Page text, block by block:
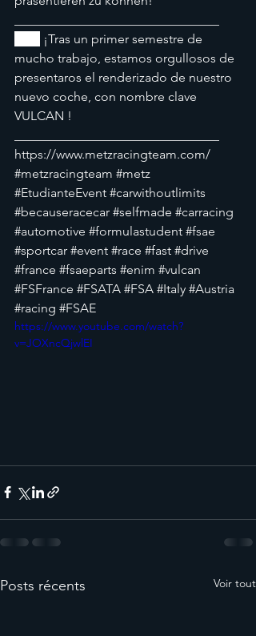
¡Tras un primer semestre de
mucho trabajo, estamos orgullosos de
presentaros el renderizado de nuestro
nuevo coche, con nombre clave
VULCAN !
https://www.metzracingteam.com/
#metzracingteam #metz
#EtudianteEvent #carwithoutlimits
#becauseracecar #selfmade #carracing
#automotive #formulastudent #fsae
#sportcar #event #race #fast #drive
#france #fsaeparts #enim #vulcan
#FSFrance #FSATA #FSA #Italy #Austria
#racing #FSAE
https://www.youtube.com/watch?
v=JOXncQjwlEI
Posts récents Voir tout